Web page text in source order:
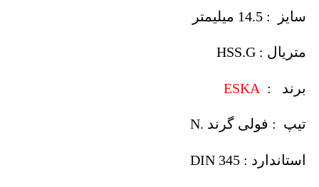
سایز : 14.5 میلیمتر
متریال : HSS.G
برند :
تیپ : فولی گرند .N
استاندارد : DIN 345